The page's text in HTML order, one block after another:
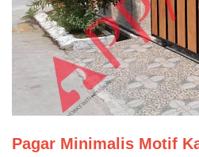
Pagar Minimalis Motif